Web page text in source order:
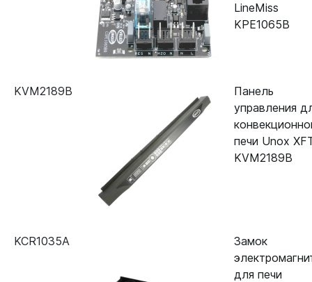
LineMiss
KPE1065B
KVM2189B
Панель
управления
печи Unox
KVM2189B
KCR1035A
Замок
для печи